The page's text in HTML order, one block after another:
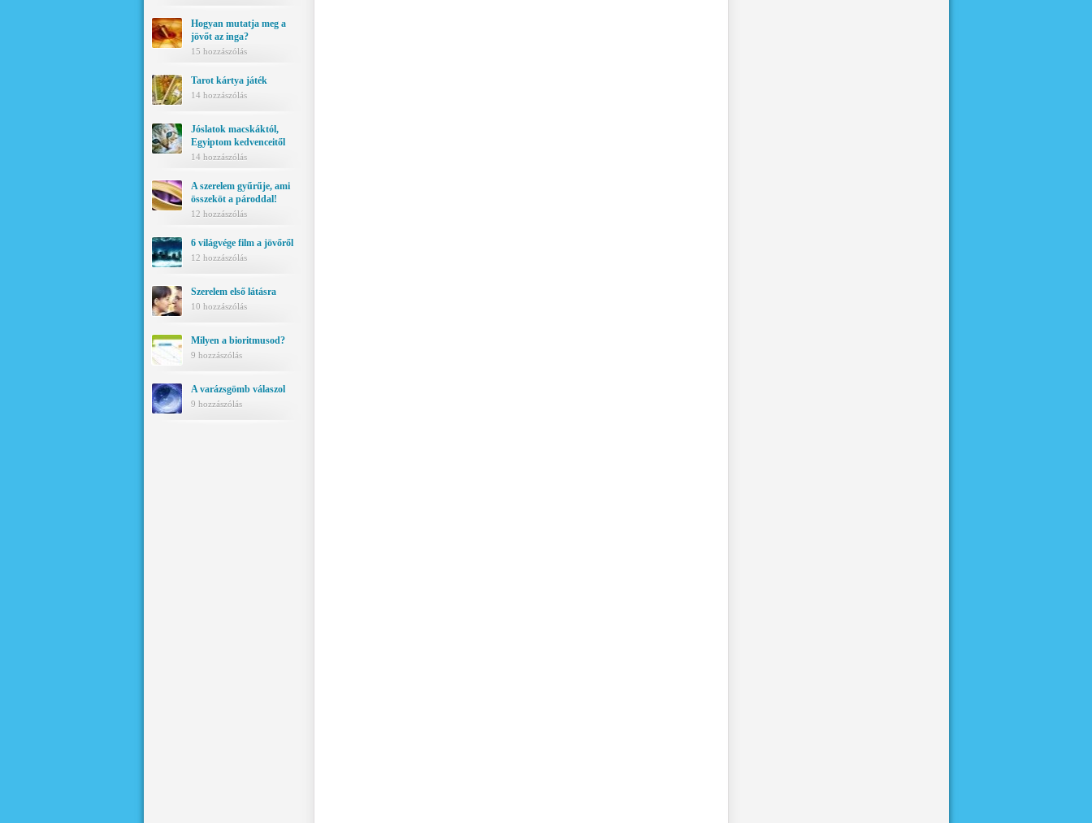
Hogyan mutatja meg a
jövőt az inga?
15 hozzászólás
Tarot kártya játék
14 hozzászólás
Jóslatok macskáktól,
Egyiptom kedvenceitől
14 hozzászólás
A szerelem gyűrűje, ami
összeköt a pároddal!
12 hozzászólás
6 világvége film a jövőről
12 hozzászólás
Szerelem első látásra
10 hozzászólás
Milyen a bioritmusod?
9 hozzászólás
A varázsgömb válaszol
9 hozzászólás